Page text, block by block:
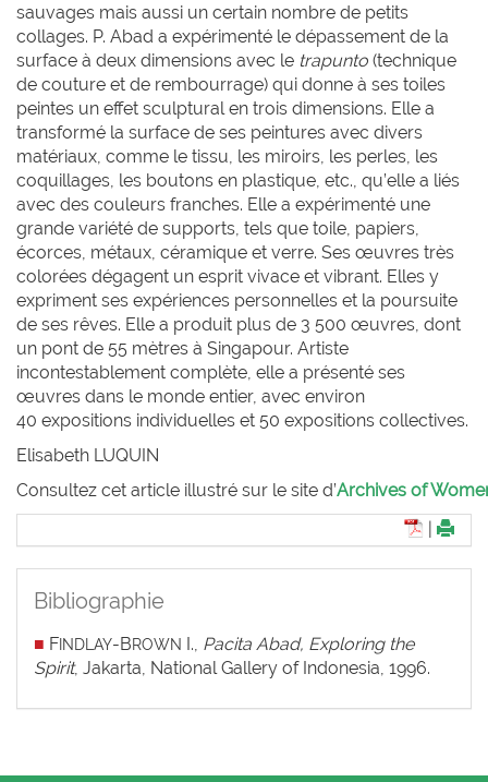
sauvages mais aussi un certain nombre de petits
collages. P. Abad a expérimenté le dépassement de la
surface à deux dimensions avec le trapunto (technique
de couture et de rembourrage) qui donne à ses toiles
peintes un effet sculptural en trois dimensions. Elle a
transformé la surface de ses peintures avec divers
matériaux, comme le tissu, les miroirs, les perles, les
coquillages, les boutons en plastique, etc., qu’elle a liés
avec des couleurs franches. Elle a expérimenté une
grande variété de supports, tels que toile, papiers,
écorces, métaux, céramique et verre. Ses œuvres très
colorées dégagent un esprit vivace et vibrant. Elles y
expriment ses expériences personnelles et la poursuite
de ses rêves. Elle a produit plus de 3 500 œuvres, dont
un pont de 55 mètres à Singapour. Artiste
incontestablement complète, elle a présenté ses
œuvres dans le monde entier, avec environ
40 expositions individuelles et 50 expositions collectives.
Elisabeth LUQUIN
Consultez cet article illustré sur le site d’Archives of
Bibliographie
■ F INDLAY-BROWN I., Pacita Abad, Exploring the
Spirit, Jakarta, National Gallery of Indonesia, 1996.